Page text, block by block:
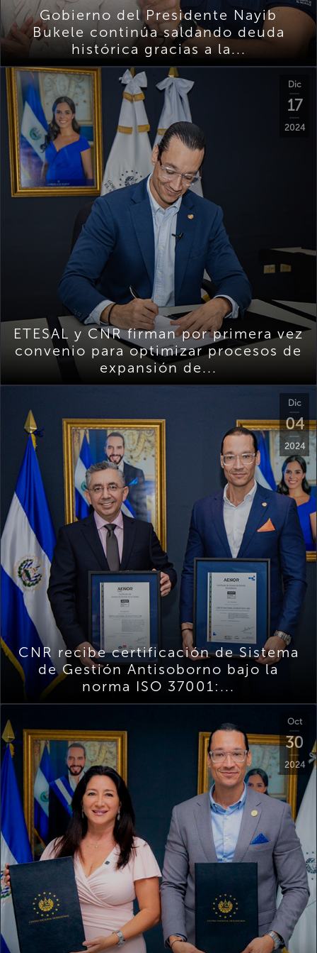
Gobierno del Presidente Nayib
Bukele continúa saldando deuda
histórica gracias a la...
Dic
17
2024
ETESAL y CNR firman por primera vez
convenio para optimizar procesos de
expansión de...
Dic
04
2024
CNR recibe certificación de Sistema
de Gestión Antisoborno bajo la
norma ISO 37001:...
Oct
30
2024